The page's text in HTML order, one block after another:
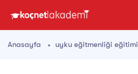
Anasayfa uyku eğitmenliği eğitimi